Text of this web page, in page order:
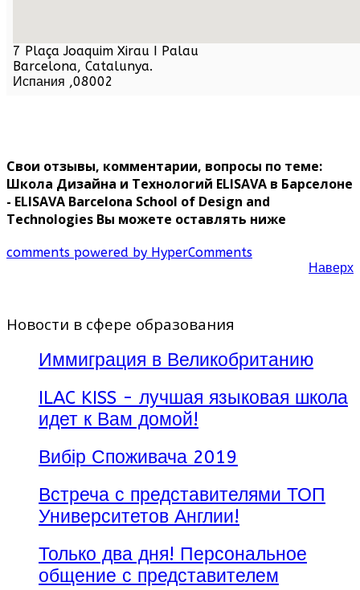
7 Plaça Joaquim Xirau I Palau
Barcelona, Catalunya.
Испания ,08002
Свои отзывы, комментарии, вопросы по теме:
Школа Дизайна и Технологий ELISAVA в Барселоне
- ELISAVA Barcelona School of Design and
Technologies Вы можете оставлять ниже
comments powered by HyperComments
Наверх
Новости в сфере образования
Иммиграция в Великобританию
ILAC KISS - лучшая языковая школа
идет к Вам домой!
Вибір Споживача 2019
Встреча с представителями ТОП
Университетов Англии!
Только два дня! Персональное
общение с представителем